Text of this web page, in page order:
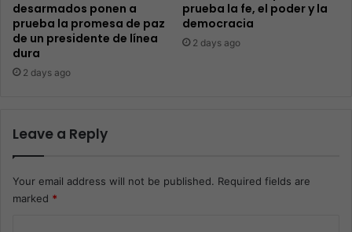
desarmados ponen a
prueba la promesa de paz
de un presidente de línea
dura
2 days ago
prueba la fe, el poder y la
democracia
2 days ago
Leave a Reply
Your email address will not be published. Required fields are
marked *